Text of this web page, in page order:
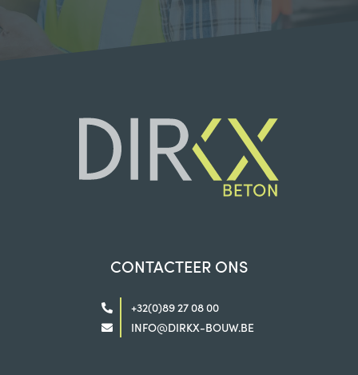
CONTACTEER ONS
+32(0)89 27 08 00
INFO@DIRKX-BOUW.BE